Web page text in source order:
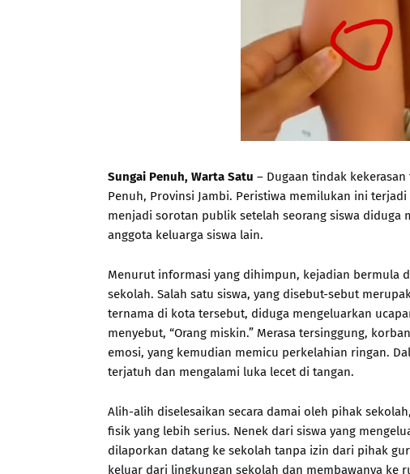
Sungai Penuh, Warta Satu – Dugaan tindak
Penuh, Provinsi Jambi. Peristiwa memilukan ini
menjadi sorotan publik setelah seorang siswa diduga
anggota keluarga siswa lain.
Menurut informasi yang dihimpun, kejadian bermula
sekolah. Salah satu siswa, yang disebut-sebut
ternama di kota tersebut, diduga mengeluarkan
menyebut, “Orang miskin.” Merasa tersinggung,
emosi, yang kemudian memicu perkelahian ringan.
terjatuh dan mengalami luka lecet di tangan.
Alih-alih diselesaikan secara damai oleh pihak
fisik yang lebih serius. Nenek dari siswa yang
dilaporkan datang ke sekolah tanpa izin dari pihak
keluar dari lingkungan sekolah dan membawanya ke